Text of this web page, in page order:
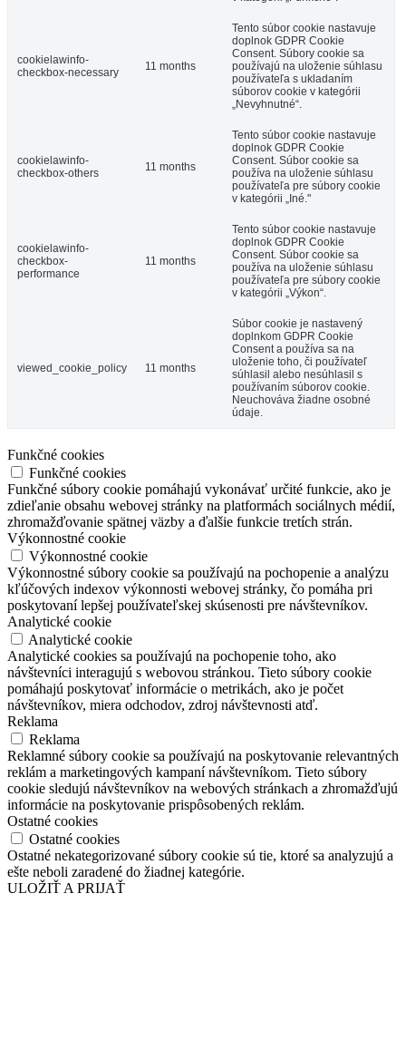
cookielawinfo-
checkbox-necessary
11 months
Tento súbor cookie nastavuje
doplnok GDPR Cookie
Consent. Súbory cookie sa
používajú na uloženie súhlasu
používateľa s ukladaním
súborov cookie v kategórii
„Nevyhnutné“.
cookielawinfo-
checkbox-others
11 months
Tento súbor cookie nastavuje
doplnok GDPR Cookie
Consent. Súbor cookie sa
používa na uloženie súhlasu
používateľa pre súbory cookie
v kategórii „Iné."
cookielawinfo-
checkbox-
performance
11 months
Tento súbor cookie nastavuje
doplnok GDPR Cookie
Consent. Súbor cookie sa
používa na uloženie súhlasu
používateľa pre súbory cookie
v kategórii „Výkon“.
viewed_cookie_policy 11 months
Súbor cookie je nastavený
doplnkom GDPR Cookie
Consent a používa sa na
uloženie toho, či používateľ
súhlasil alebo nesúhlasil s
používaním súborov cookie.
Neuchováva žiadne osobné
údaje.
Funkčné cookies
Funkčné cookies
Funkčné súbory cookie pomáhajú vykonávať určité funkcie, ako je
zdieľanie obsahu webovej stránky na platformách sociálnych médií,
zhromažďovanie spätnej väzby a ďalšie funkcie tretích strán.
Výkonnostné cookie
Výkonnostné cookie
Výkonnostné súbory cookie sa používajú na pochopenie a analýzu
kľúčových indexov výkonnosti webovej stránky, čo pomáha pri
poskytovaní lepšej používateľskej skúsenosti pre návštevníkov.
Analytické cookie
Analytické cookie
Analytické cookies sa používajú na pochopenie toho, ako
návštevníci interagujú s webovou stránkou. Tieto súbory cookie
pomáhajú poskytovať informácie o metrikách, ako je počet
návštevníkov, miera odchodov, zdroj návštevnosti atď.
Reklama
Reklama
Reklamné súbory cookie sa používajú na poskytovanie relevantných
reklám a marketingových kampaní návštevníkom. Tieto súbory
cookie sledujú návštevníkov na webových stránkach a zhromažďujú
informácie na poskytovanie prispôsobených reklám.
Ostatné cookies
Ostatné cookies
Ostatné nekategorizované súbory cookie sú tie, ktoré sa analyzujú a
ešte neboli zaradené do žiadnej kategórie.
ULOŽIŤ A PRIJAŤ